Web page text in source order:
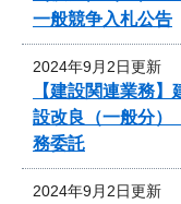
一般競争入札公告
2024年9月2日更新
【建設関連業務
設改良（一般分
務委託
2024年9月2日更新